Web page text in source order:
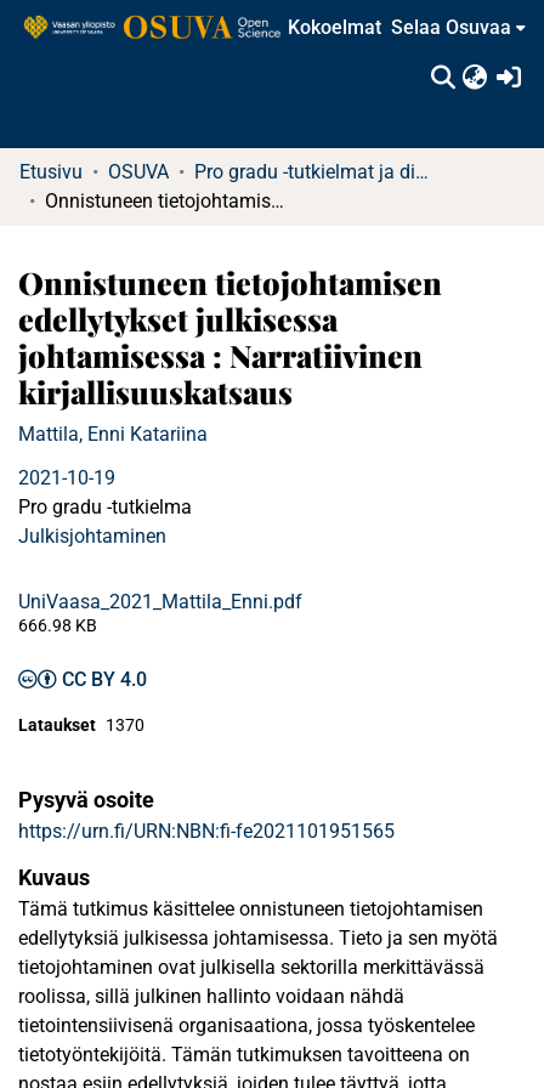
Kokoelmat Selaa Osuvaa
Etusivu OSUVA
Pro gradu -tutkielmat ja diplomityöt
Onnistuneen tietojohtamisen edellytykset julkisessa johtamisessa : Narratiivinen kirjallisuuskatsaus
Onnistuneen tietojohtamisen
edellytykset julkisessa
johtamisessa : Narratiivinen
kirjallisuuskatsaus
Mattila, Enni Katariina
2021-10-19
Pro gradu -tutkielma
Julkisjohtaminen
UniVaasa_2021_Mattila_Enni.pdf
666.98 KB
CC BY 4.0
Lataukset 1370
Pysyvä osoite
https://urn.fi/URN:NBN:fi-fe2021101951565
Kuvaus
Tämä tutkimus käsittelee onnistuneen tietojohtamisen
edellytyksiä julkisessa johtamisessa. Tieto ja sen myötä
tietojohtaminen ovat julkisella sektorilla merkittävässä
roolissa, sillä julkinen hallinto voidaan nähdä
tietointensiivisenä organisaationa, jossa työskentelee
tietotyöntekijöitä. Tämän tutkimuksen tavoitteena on